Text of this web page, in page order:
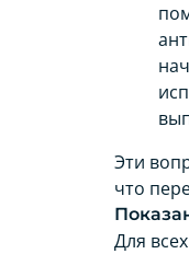
Эти
что
Для